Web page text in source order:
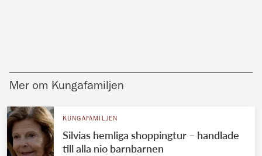
Mer om Kungafamiljen
KUNGAFAMILJEN
Silvias hemliga shoppingtur – handlade
till alla nio barnbarnen